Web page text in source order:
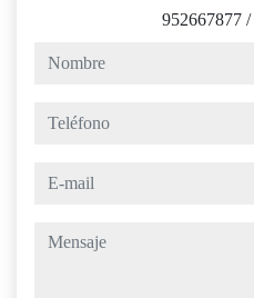
952667877 /
nombre
teléfono
e-mail
mensaje